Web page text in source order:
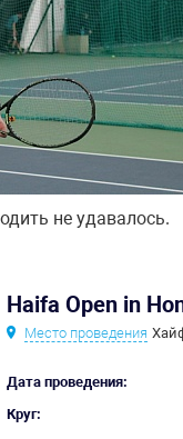
не удавалось.
Haifa Open in
Место проведения
Дата проведения:
Круг: